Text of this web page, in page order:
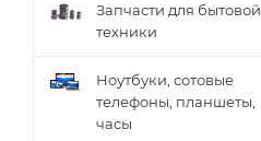
Запчасти для бытовой
техники
Ноутбуки, сотовые
телефоны, планшеты,
часы